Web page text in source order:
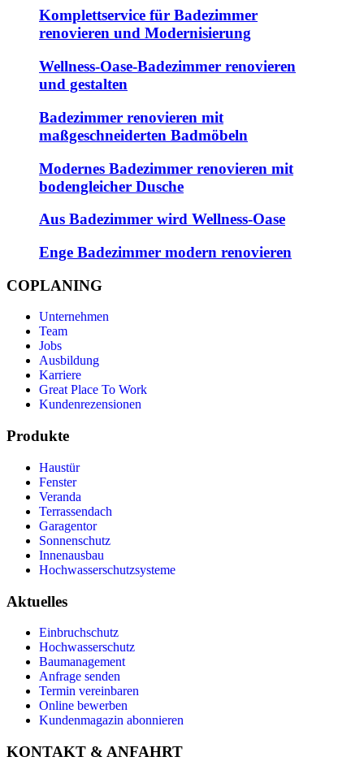
Komplettservice für Badezimmer
renovieren und Modernisierung
Wellness-Oase-Badezimmer renovieren
und gestalten
Badezimmer renovieren mit
maßgeschneiderten Badmöbeln
Modernes Badezimmer renovieren mit
bodengleicher Dusche
Aus Badezimmer wird Wellness-Oase
Enge Badezimmer modern renovieren
COPLANING
Unternehmen
Team
Jobs
Ausbildung
Karriere
Great Place To Work
Kundenrezensionen
Produkte
Haustür
Fenster
Veranda
Terrassendach
Garagentor
Sonnenschutz
Innenausbau
Hochwasserschutzsysteme
Aktuelles
Einbruchschutz
Hochwasserschutz
Baumanagement
Anfrage senden
Termin vereinbaren
Online bewerben
Kundenmagazin abonnieren
KONTAKT & ANFAHRT